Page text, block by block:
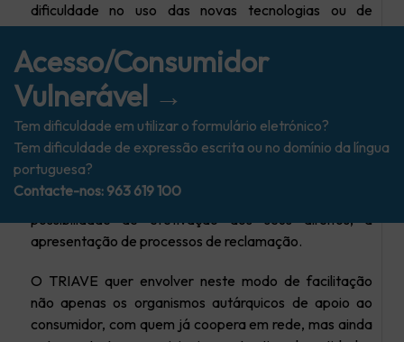
Acesso/Consumidor
Vulnerável →
Tem dificuldade em utilizar o formulário eletrónico?
Tem dificuldade de expressão escrita ou no domínio da língua
portuguesa?
Contacte-nos: 963 619 100
dificuldade no uso das novas tecnologias ou de
expressão escrita muitas vezes originada por uma
completa falta de domínio da língua portuguesa.
Nesta situação parecem estar, sobretudo, uma parte
países não lusófonos.
Assim sendo, o TRIAVE pretende facilitar aos
consumidores em situação de vulnerabilidade, quanto à
possibilidade de efetivação dos seus direitos, a
apresentação de processos de reclamação.
O TRIAVE quer envolver neste modo de facilitação
não apenas os organismos autárquicos de apoio ao
consumidor, com quem já coopera em rede, mas ainda